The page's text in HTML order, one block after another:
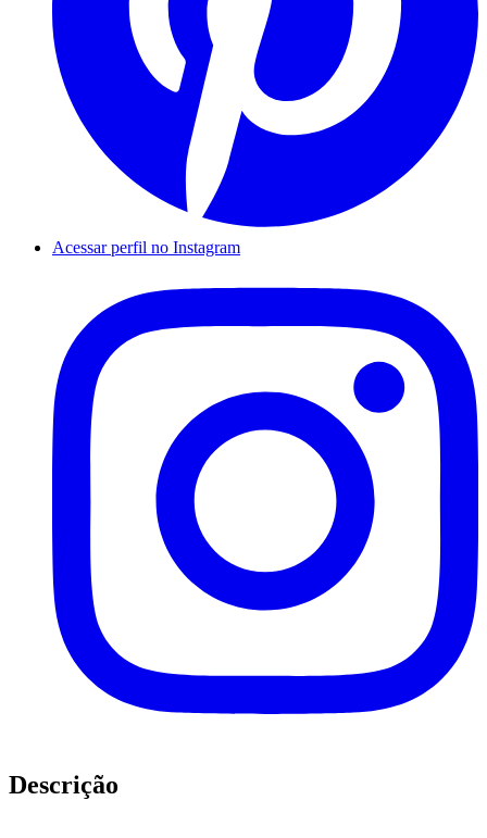
Acessar perfil no Instagram
Descrição